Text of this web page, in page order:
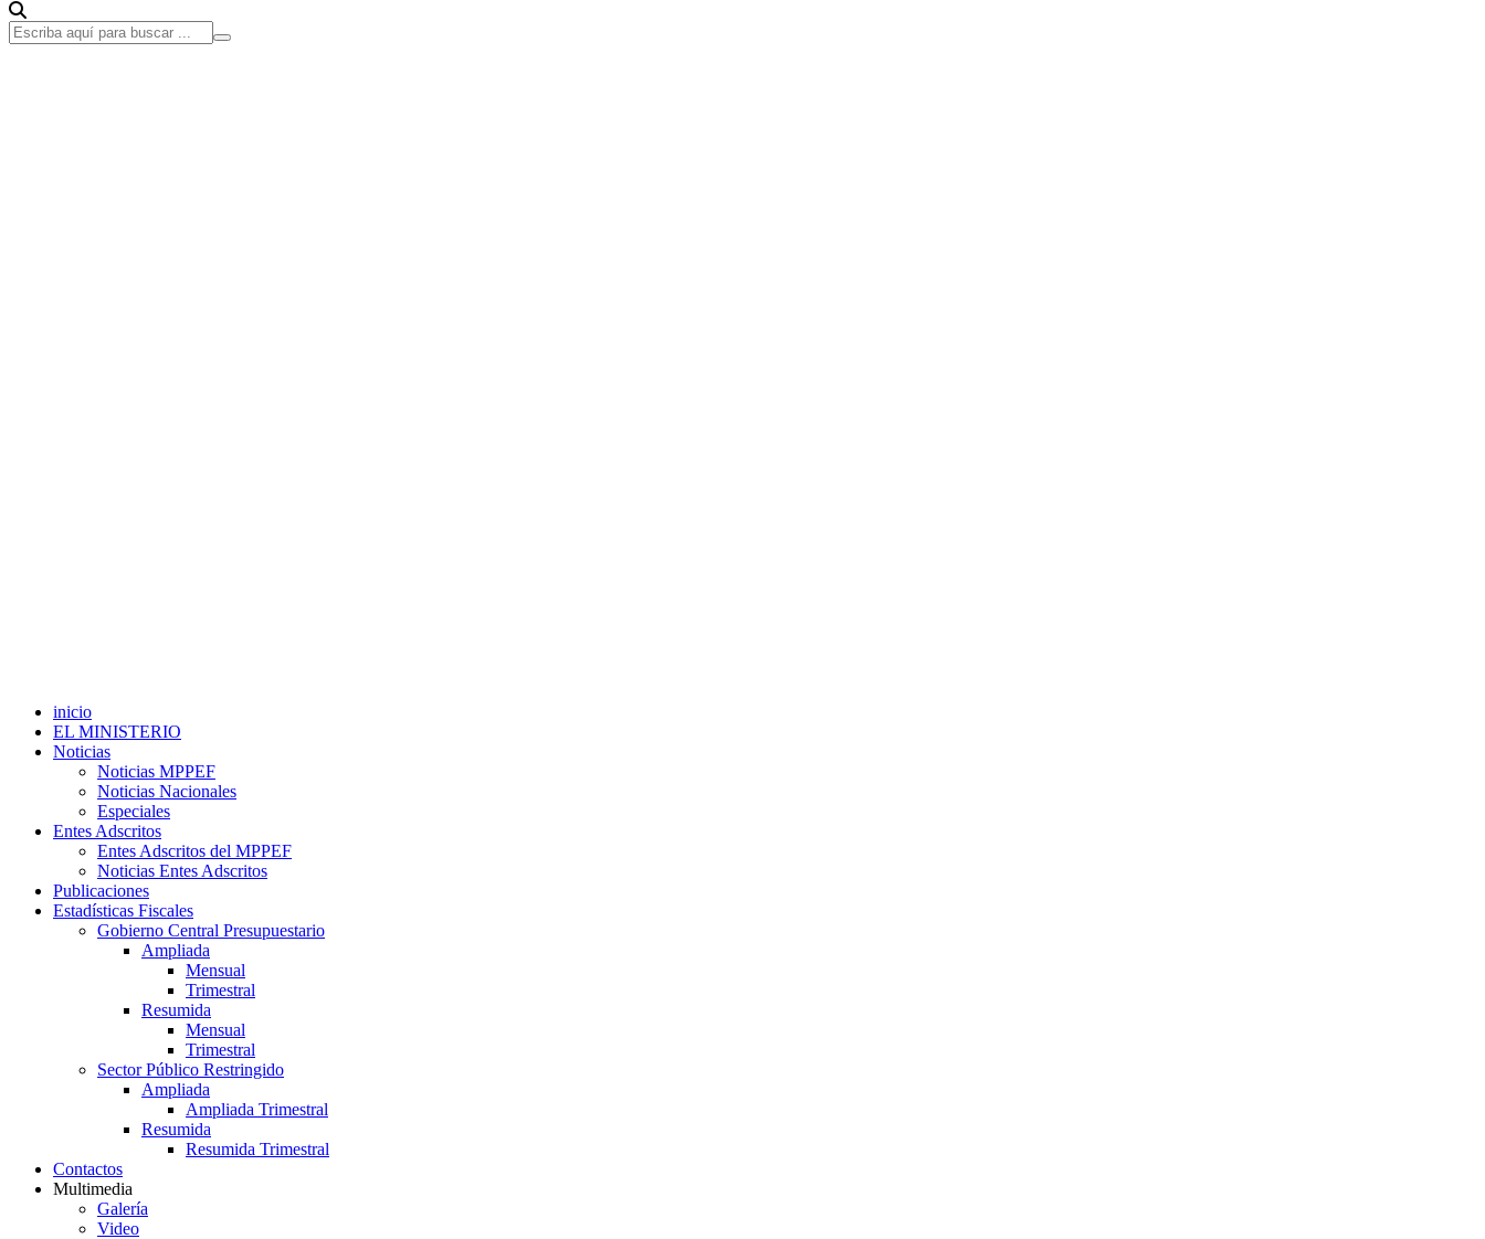
inicio
EL MINISTERIO
Noticias
Noticias MPPEF
Noticias Nacionales
Especiales
Entes Adscritos
Entes Adscritos del MPPEF
Noticias Entes Adscritos
Publicaciones
Estadísticas Fiscales
Gobierno Central Presupuestario
Ampliada
Mensual
Trimestral
Resumida
Mensual
Trimestral
Sector Público Restringido
Ampliada
Ampliada Trimestral
Resumida
Resumida Trimestral
Contactos
Multimedia
Galería
Video